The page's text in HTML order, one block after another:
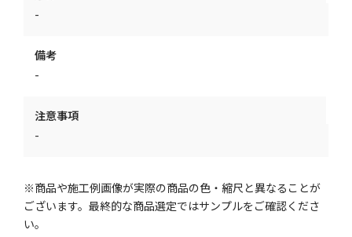
-
備考
-
注意事項
-
※商品や施工例画像が実際の商品の色・縮尺と異なることが
ございます。最終的な商品選定ではサンプルをご確認くださ
い。